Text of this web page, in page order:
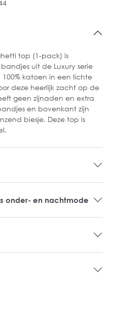
top (1-pack) is
uit de Luxury serie
100% katoen in een lichte
deze heerlijk zacht op de
geen zijnaden en extra
en bovenkant zijn
biesje. Deze top is
onder- en nachtmode